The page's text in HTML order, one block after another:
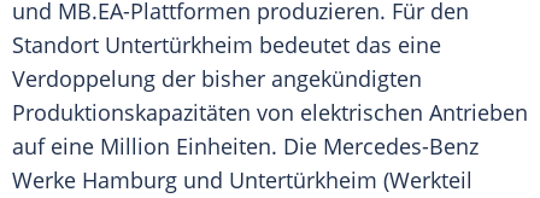
und MB.EA-Plattformen produzieren. Für den
Standort Untertürkheim bedeutet das eine
Verdoppelung der bisher angekündigten
Produktionskapazitäten von elektrischen Antrieben
auf eine Million Einheiten. Die Mercedes-Benz
Werke Hamburg und Untertürkheim (Werkteil